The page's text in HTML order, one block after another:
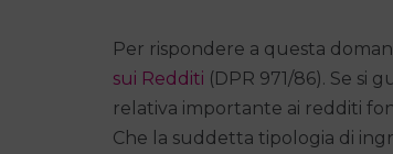
Per rispondere a questa
sui Redditi (DPR 971/86). Se si
relativa importante ai redditi
Che la suddetta tipologia di